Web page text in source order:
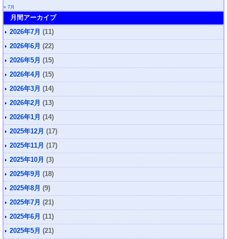
« 7月
月間アーカイブ
2026年7月 (11)
2026年6月 (22)
2026年5月 (15)
2026年4月 (15)
2026年3月 (14)
2026年2月 (13)
2026年1月 (14)
2025年12月 (17)
2025年11月 (17)
2025年10月 (3)
2025年9月 (18)
2025年8月 (9)
2025年7月 (21)
2025年6月 (11)
2025年5月 (21)